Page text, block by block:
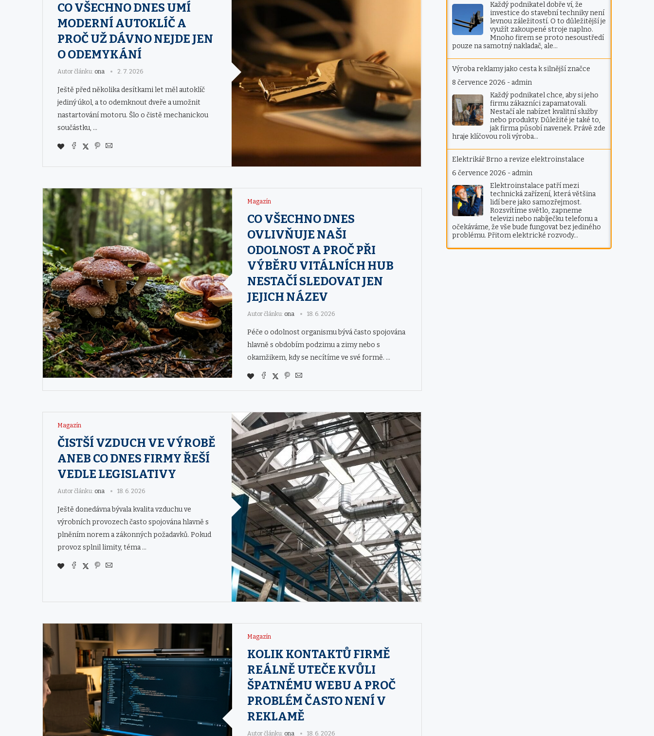
CO VŠECHNO DNES UMÍ
MODERNÍ AUTOKLÍČ A
PROČ UŽ DÁVNO NEJDE JEN
O ODEMYKÁNÍ
Autor článku: ona 2. 7. 2026
Ještě před několika desítkami let měl autoklíč
jediný úkol, a to odemknout dveře a umožnit
nastartování motoru. Šlo o čistě mechanickou
součástku, …
Magazín
CO VŠECHNO DNES
OVLIVŇUJE NAŠI
ODOLNOST A PROČ PŘI
VÝBĚRU VITÁLNÍCH HUB
NESTAČÍ SLEDOVAT JEN
JEJICH NÁZEV
Autor článku: ona 18. 6. 2026
Péče o odolnost organismu bývá často spojována
hlavně s obdobím podzimu a zimy nebo s
okamžikem, kdy se necítíme ve své formě. …
Magazín
ČISTŠÍ VZDUCH VE VÝROBĚ
ANEB CO DNES FIRMY ŘEŠÍ
VEDLE LEGISLATIVY
Autor článku: ona 18. 6. 2026
Ještě donedávna bývala kvalita vzduchu ve
výrobních provozech často spojována hlavně s
plněním norem a zákonných požadavků. Pokud
provoz splnil limity, téma …
Magazín
KOLIK KONTAKTŮ FIRMĚ
REÁLNĚ UTEČE KVŮLI
ŠPATNÉMU WEBU A PROČ
PROBLÉM ČASTO NENÍ V
REKLAMĚ
Autor článku: ona 18. 6. 2026
Každý podnikatel dobře ví, že
investice do stavební techniky není
levnou záležitostí. O to důležitější je
využít zakoupené stroje naplno.
Mnoho firem se proto nesoustředí
pouze na samotný nakladač, ale…
Výroba reklamy jako cesta k silnější značce
8 července 2026 - admin
Každý podnikatel chce, aby si jeho
firmu zákazníci zapamatovali.
Nestačí ale nabízet kvalitní služby
nebo produkty. Důležité je také to,
jak firma působí navenek. Právě zde
hraje klíčovou roli výroba…
Elektrikář Brno a revize elektroinstalace
6 července 2026 - admin
Elektroinstalace patří mezi
technická zařízení, která většina
lidí bere jako samozřejmost.
Rozsvítíme světlo, zapneme
televizi nebo nabíječku telefonu a
očekáváme, že vše bude fungovat bez jediného
problému. Přitom elektrické rozvody…